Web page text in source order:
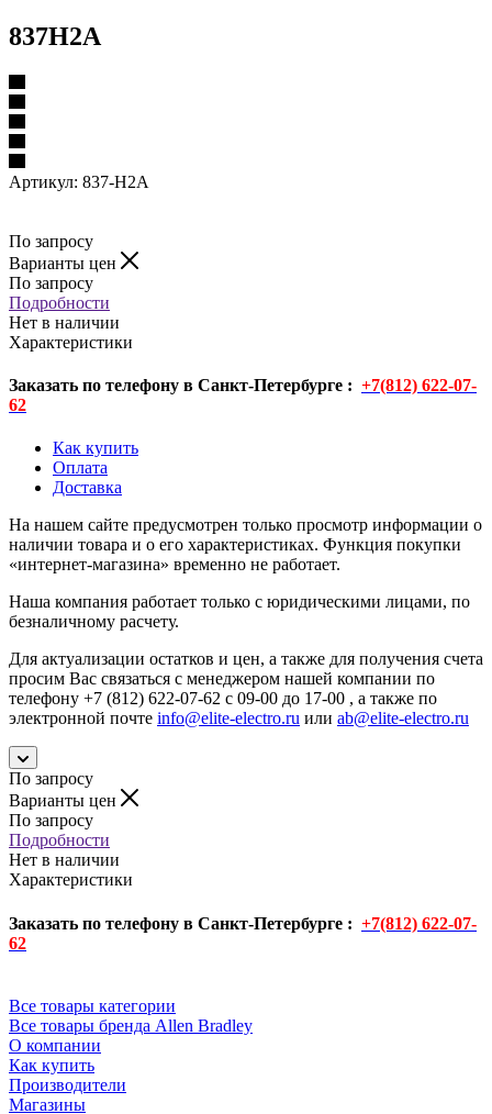
837H2A
Артикул: 837-H2A
По запросу
Варианты цен
По запросу
Подробности
Нет в наличии
Характеристики
Заказать по телефону в Санкт-Петербурге : +7(812) 622-07-
62
Как купить
Оплата
Доставка
На нашем сайте предусмотрен только просмотр информации о
наличии товара и о его характеристиках. Функция покупки
«интернет-магазина» временно не работает.
Наша компания работает только с юридическими лицами, по
безналичному расчету.
Для актуализации остатков и цен, а также для получения счета
просим Вас связаться с менеджером нашей компании по
телефону +7 (812) 622-07-62 с 09-00 до 17-00 , а также по
электронной почте info@elite-electro.ru или ab@elite-electro.ru
По запросу
Варианты цен
По запросу
Подробности
Нет в наличии
Характеристики
Заказать по телефону в Санкт-Петербурге : +7(812) 622-07-
62
Все товары категории
Все товары бренда Allen Bradley
О компании
Как купить
Производители
Магазины